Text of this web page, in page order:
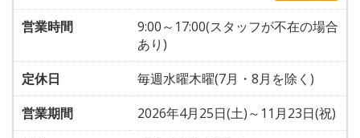
営業時間
9:00～17:00(スタッフが不在の場合
あり)
定休日
毎週水曜木曜(7月・8月を除く)
営業期間
2026年4月25日(土)～11月23日(祝)